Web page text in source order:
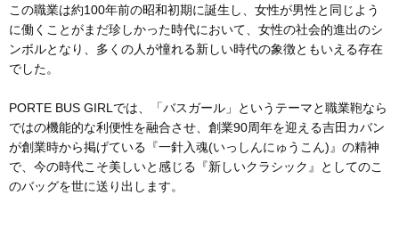
この職業は約100年前の昭和初期に誕生し、女性が男性と同じよう
に働くことがまだ珍しかった時代において、女性の社会的進出のシ
ンボルとなり、多くの人が憧れる新しい時代の象徴ともいえる存在
でした。
PORTE BUS GIRLでは、「バスガール」というテーマと職業鞄なら
ではの機能的な利便性を融合させ、創業90周年を迎える吉田カバン
が創業時から掲げている『一針入魂(いっしんにゅうこん)』の精神
で、今の時代こそ美しいと感じる『新しいクラシック』としてのこ
のバッグを世に送り出します。